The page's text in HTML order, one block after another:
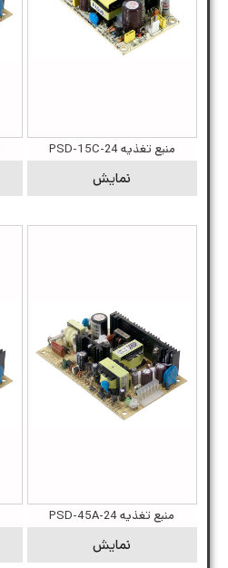
منبع تغذیه PSD-15C-24
نمایش
منبع تغذیه PSD-45A-24
نمایش